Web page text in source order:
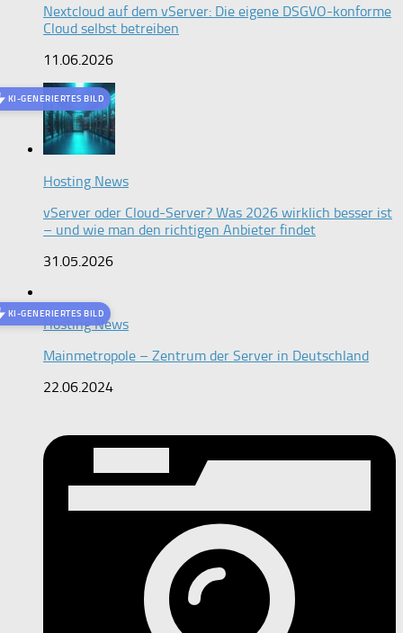
Nextcloud auf dem vServer: Die eigene DSGVO-konforme
Cloud selbst betreiben
11.06.2026
KI-GENERIERTES BILD
Hosting News
vServer oder Cloud-Server? Was 2026 wirklich besser ist
– und wie man den richtigen Anbieter findet
31.05.2026
KI-GENERIERTES BILD
Hosting News
Mainmetropole – Zentrum der Server in Deutschland
22.06.2024